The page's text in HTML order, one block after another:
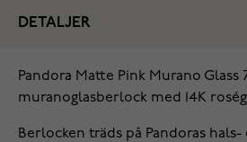
DETALJER
Pandora Matte Pink Murano Glass
muranoglasberlock med 14K
Berlocken träds på Pandoras